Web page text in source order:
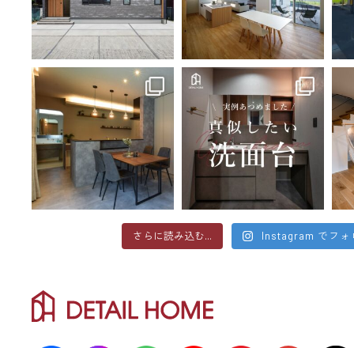
さらに読み込む... Instagram でフォ